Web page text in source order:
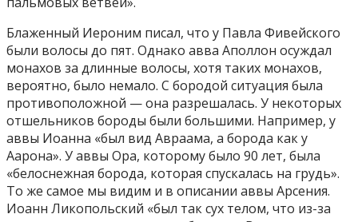
Блаженный Иероним писал, что у Павла Фивейского
были волосы до пят. Однако авва Аполлон осуждал
монахов за длинные волосы, хотя таких монахов,
вероятно, было немало. С бородой ситуация была
противоположной — она разрешалась. У некоторых
отшельников бороды были большими. Например, у
аввы Иоанна «был вид Авраама, а борода как у
Аарона». У аввы Ора, которому было 90 лет, была
«белоснежная борода, которая спускалась на грудь».
То же самое мы видим и в описании аввы Арсения.
Иоанн Ликопольский «был так сух телом, что из-за